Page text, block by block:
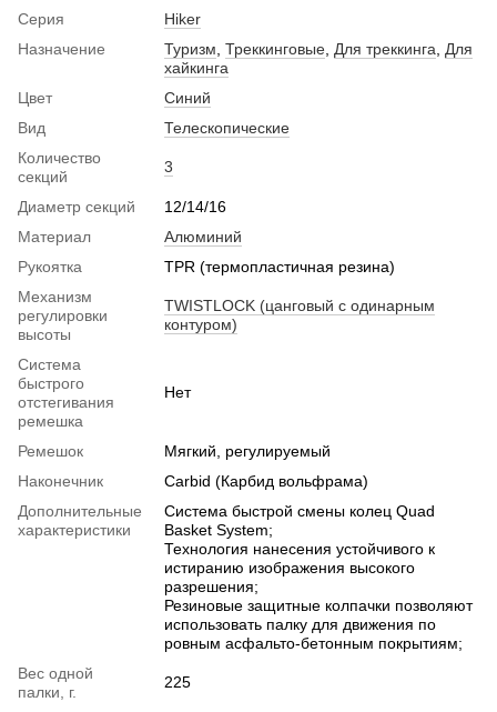
Серия
Hiker
Назначение
Туризм, Треккинговые, Для треккинга, Для
хайкинга
Цвет
Синий
Вид
Телескопические
Количество
секций
3
Диаметр секций
12/14/16
Материал
Алюминий
Рукоятка
TPR (термопластичная резина)
Механизм
регулировки
высоты
TWISTLOCK (цанговый с одинарным
контуром)
Система
быстрого
отстегивания
ремешка
Нет
Ремешок
Мягкий, регулируемый
Наконечник
Carbid (Карбид вольфрама)
Дополнительные
характеристики
Система быстрой смены колец Quad
Basket System;
Технология нанесения устойчивого к
истиранию изображения высокого
разрешения;
Резиновые защитные колпачки позволяют
использовать палку для движения по
ровным асфальто-бетонным покрытиям;
Вес одной
палки, г.
225